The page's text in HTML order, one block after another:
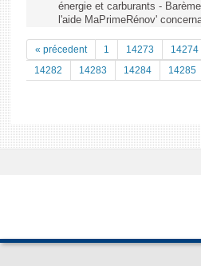
énergie et carburants -
l'aide MaPrimeRénov'
« précedent 1 14273 14274
14282
14283 14284 14285